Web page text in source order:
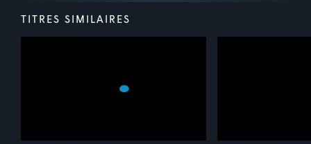
TITRES SIMILAIRES